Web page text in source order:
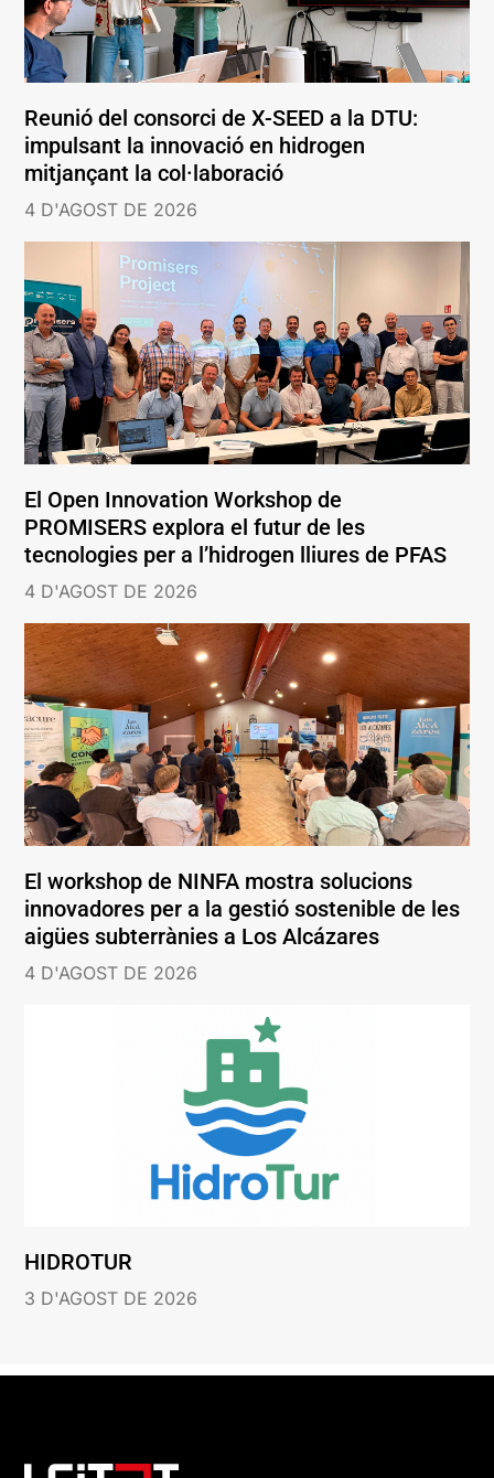
Reunió del consorci de X-SEED a la DTU:
impulsant la innovació en hidrogen
mitjançant la col·laboració
4 D'AGOST DE 2026
El Open Innovation Workshop de
PROMISERS explora el futur de les
tecnologies per a l’hidrogen lliures de PFAS
4 D'AGOST DE 2026
El workshop de NINFA mostra solucions
innovadores per a la gestió sostenible de les
aigües subterrànies a Los Alcázares
4 D'AGOST DE 2026
HIDROTUR
3 D'AGOST DE 2026